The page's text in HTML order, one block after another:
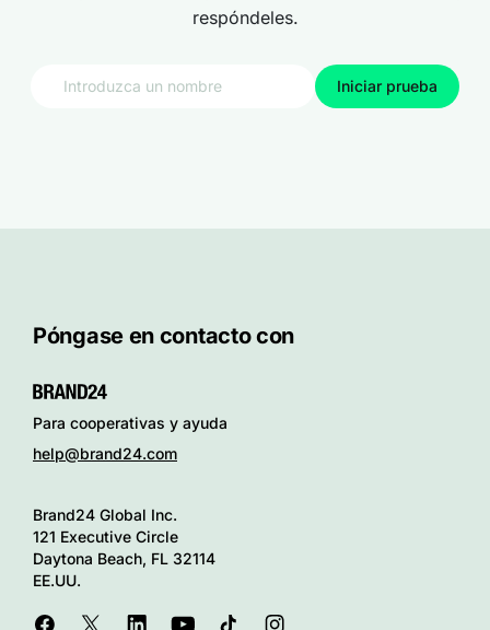
respóndeles.
Iniciar prueba
Póngase en contacto con
Para cooperativas y ayuda
help@brand24.com
Brand24 Global Inc.
121 Executive Circle
Daytona Beach, FL 32114
EE.UU.